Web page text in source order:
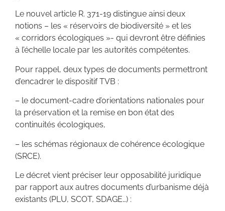
Le nouvel article R. 371-19 distingue ainsi deux
notions – les « réservoirs de biodiversité » et les
« corridors écologiques »- qui devront être définies
à l’échelle locale par les autorités compétentes.
Pour rappel, deux types de documents permettront
d’encadrer le dispositif TVB :
– le document-cadre d’orientations nationales pour
la préservation et la remise en bon état des
continuités écologiques,
– les schémas régionaux de cohérence écologique
(SRCE).
Le décret vient préciser leur opposabilité juridique
par rapport aux autres documents d’urbanisme déjà
existants (PLU, SCOT, SDAGE…) :